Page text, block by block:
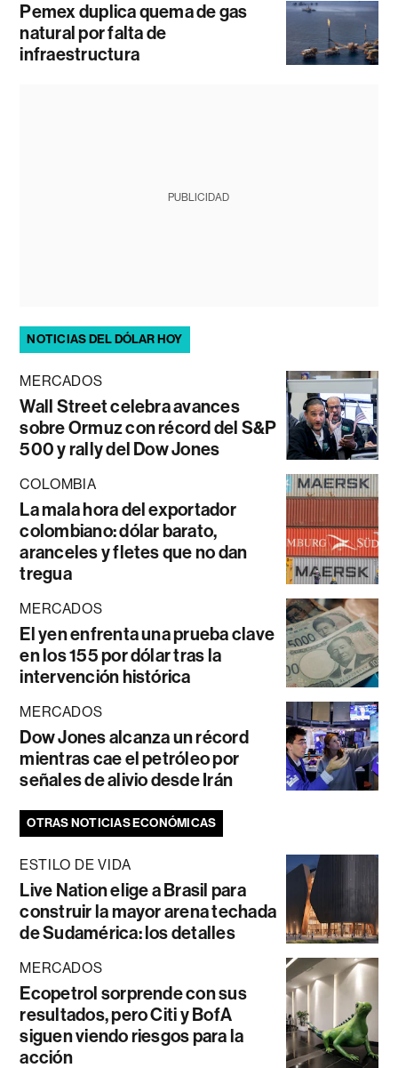
Pemex duplica quema de gas
natural por falta de
infraestructura
PUBLICIDAD
NOTICIAS DEL DÓLAR HOY
MERCADOS
Wall Street celebra avances
sobre Ormuz con récord del S&P
500 y rally del Dow Jones
COLOMBIA
La mala hora del exportador
colombiano: dólar barato,
aranceles y fletes que no dan
tregua
MERCADOS
El yen enfrenta una prueba clave
en los 155 por dólar tras la
intervención histórica
MERCADOS
Dow Jones alcanza un récord
mientras cae el petróleo por
señales de alivio desde Irán
OTRAS NOTICIAS ECONÓMICAS
ESTILO DE VIDA
Live Nation elige a Brasil para
construir la mayor arena techada
de Sudamérica: los detalles
MERCADOS
Ecopetrol sorprende con sus
resultados, pero Citi y BofA
siguen viendo riesgos para la
acción